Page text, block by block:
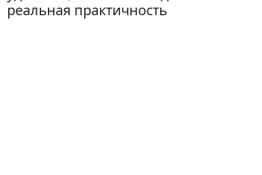
реальная практичность